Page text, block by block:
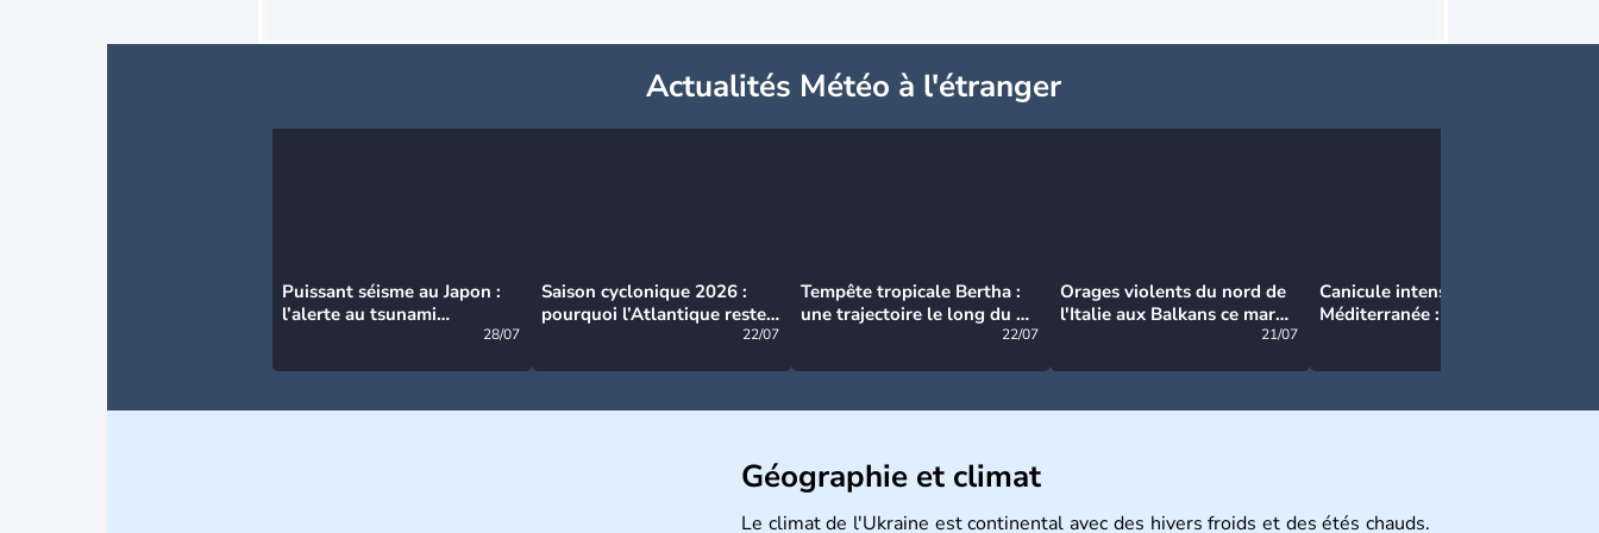
Actualités Météo à l'étranger
Puissant séisme au Japon :
l’alerte au tsunami
28/07
Saison cyclonique 2026 :
pourquoi l’Atlantique reste
22/07
Tempête tropicale Bertha :
une trajectoire le long du du
22/07
Orages violents du nord de
l'Italie aux Balkans ce mardi
21/07
Canicule intense en
Méditerranée : près de 50°C
Géographie et climat
Le climat de l'Ukraine est continental avec des hivers froids et des étés chauds.